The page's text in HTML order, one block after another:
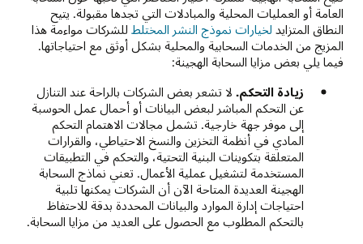
العامة أو العمليات المحلية والمبادلات التي تجدها مقبولة. يتيح
النطاق المتزايد لخيارات نموذج النشر المختلط للشركات مواءمة هذا
المزيج من الخدمات السحابية والمحلية بشكل أوثق مع احتياجاتها.
فيما يلي بعض مزايا السحابة الهجينة:
زيادة التحكم. لا تشعر بعض الشركات بالراحة عند التنازل
عن التحكم المباشر لبعض البيانات أو أحمال عمل الحوسبة
إلى موفر جهة خارجية. تشمل مجالات الاهتمام التحكم
المادي في أنظمة التخزين والنسخ الاحتياطي، والقرارات
المتعلقة بتكوينات البنية التحتية، والتحكم في التطبيقات
المستخدمة لتشغيل عملية الأعمال. تعني نماذج السحابة
الهجينة العديدة المتاحة الآن أن الشركات يمكنها تلبية
احتياجات إدارة الموارد والبيانات المحددة بدقة للاحتفاظ
بالتحكم المطلوب مع الحصول على العديد من مزايا السحابة.